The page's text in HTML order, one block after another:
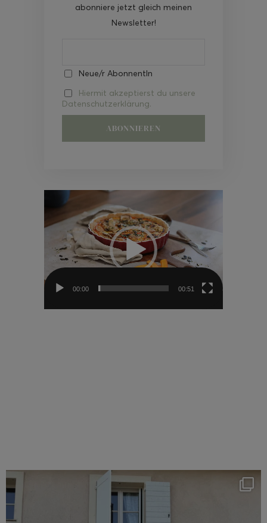
abonniere jetzt gleich meinen
Newsletter!
Neue/r AbonnentIn
Hiermit akzeptierst du unsere
Datenschutzerklärung.
Video-
00:00 00:51